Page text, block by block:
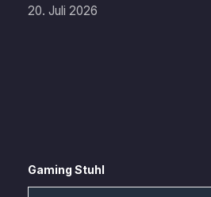
20. Juli 2026
Gaming Stuhl